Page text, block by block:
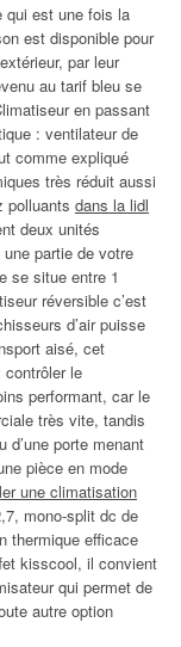
qui est une fois la
est disponible pour
par leur
au tarif bleu se
en passant
: ventilateur de
comme expliqué
très réduit aussi
polluants dans la lidl
deux unités
une partie de votre
se situe entre 1
réversible c’est
d’air puisse
aisé, cet
contrôler le
performant, car le
très vite, tandis
porte menant
pièce en mode
une climatisation
mono-split dc de
thermique efficace
kisscool, il convient
qui permet de
autre option